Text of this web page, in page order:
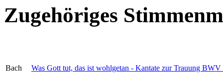
Zugehöriges
Bach Was Gott tut, das ist wohlgetan - Kantate zur Trauung